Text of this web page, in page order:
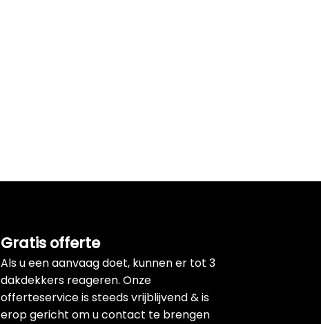
Gratis offerte
Als u een aanvaag doet, kunnen er tot 3
dakdekkers reageren. Onze
offerteservice is steeds vrijblijvend & is
erop gericht om u contact te brengen